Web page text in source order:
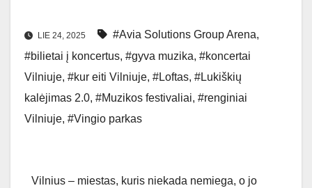
LIE 24, 2025 #Avia Solutions Group Arena,
#bilietai į koncertus, #gyva muzika, #koncertai
Vilniuje, #kur eiti Vilniuje, #Loftas, #Lukiškių
kalėjimas 2.0, #Muzikos festivaliai, #renginiai
Vilniuje, #Vingio parkas
Vilnius – miestas, kuris niekada nemiega, o jo